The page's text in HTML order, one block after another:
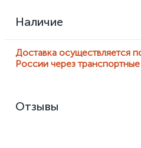
Наличие
Доставка осуществляется
России через
Отзывы